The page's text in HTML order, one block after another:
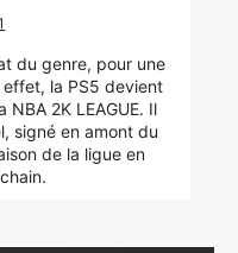
du genre, pour une
effet, la PS5 devient
2K LEAGUE. Il
signé en amont du
de la ligue en